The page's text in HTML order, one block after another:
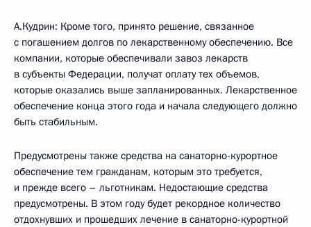
А.Кудрин: Кроме того, принято решение, связанное
с погашением долгов по лекарственному обеспечению. Все
компании, которые обеспечивали завоз лекарств
в субъекты Федерации, получат оплату тех объемов,
которые оказались выше запланированных. Лекарственное
обеспечение конца этого года и начала следующего должно
быть стабильным.
Предусмотрены также средства на санаторно-курортное
обеспечение тем гражданам, которым это требуется,
и прежде всего – льготникам. Недостающие средства
предусмотрены. В этом году будет рекордное количество
отдохнувших и прошедших лечение в санаторно-курортной